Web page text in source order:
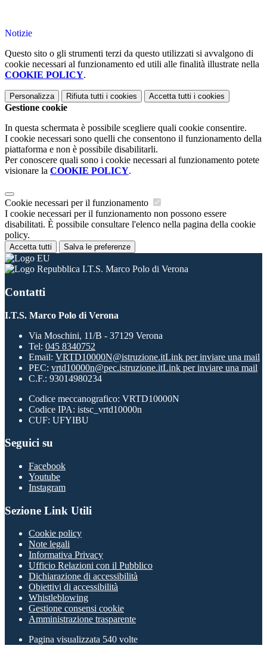
Notizie
Questo sito o gli strumenti terzi da questo utilizzati si avvalgono di
cookie necessari al funzionamento ed utili alle finalità illustrate nella
COOKIE POLICY.
Personalizza Rifiuta tutti i cookies Accetta tutti i cookies
Gestione cookie
In questa schermata è possibile scegliere quali cookie consentire.
I cookie necessari sono quelli che consentono il funzionamento della
piattaforma e non è possibile disabilitarli.
Per conoscere quali sono i cookie necessari al funzionamento potete
visionare la COOKIE POLICY.
Cookie necessari per il funzionamento
I cookie necessari per il funzionamento non possono essere
disabilitati. È possibile consultare l'elenco nella pagina della cookie
policy.
Accetta tutti Salva le preferenze
I.T.S. Marco Polo di Verona
Contatti
I.T.S. Marco Polo di Verona
Via Moschini, 11/B - 37129 Verona
Tel: 045 8340752
Email: VRTD10000N@istruzione.itLink per inviare una mail
PEC: vrtd10000n@pec.istruzione.itLink per inviare una mail
C.F.: 93014980234
Codice meccanografico: VRTD10000N
Codice IPA: istsc_vrtd10000n
CUF: UFYIBU
Seguici su
Facebook
Youtube
Instagram
Sezione Link Utili
Cookie policy
Note legali
Informativa Privacy
Ufficio Relazioni con il Pubblico
Dichiarazione di accessibilità
Obiettivi di accessibilità
Whistleblowing
Gestione consensi cookie
Amministrazione trasparente
Pagina visualizzata 540 volte